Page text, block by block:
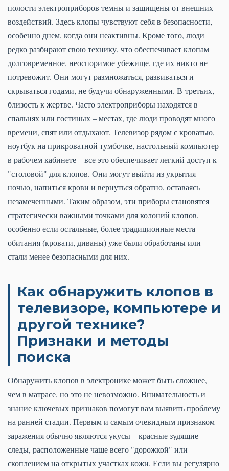
полости электроприборов темны и защищены от внешних
воздействий. Здесь клопы чувствуют себя в безопасности,
особенно днем, когда они неактивны. Кроме того, люди
редко разбирают свою технику, что обеспечивает клопам
долговременное, неоспоримое убежище, где их никто не
потревожит. Они могут размножаться, развиваться и
скрываться годами, не будучи обнаруженными. В-третьих,
близость к жертве. Часто электроприборы находятся в
спальнях или гостиных – местах, где люди проводят много
времени, спят или отдыхают. Телевизор рядом с кроватью,
ноутбук на прикроватной тумбочке, настольный компьютер
в рабочем кабинете – все это обеспечивает легкий доступ к
"столовой" для клопов. Они могут выйти из укрытия
ночью, напиться крови и вернуться обратно, оставаясь
незамеченными. Таким образом, эти приборы становятся
стратегически важными точками для колоний клопов,
особенно если остальные, более традиционные места
обитания (кровати, диваны) уже были обработаны или
стали менее безопасными для них.
Как обнаружить клопов в
телевизоре, компьютере и
другой технике?
Признаки и методы
поиска
Обнаружить клопов в электронике может быть сложнее,
чем в матрасе, но это не невозможно. Внимательность и
знание ключевых признаков помогут вам выявить проблему
на ранней стадии. Первым и самым очевидным признаком
заражения обычно являются укусы – красные зудящие
следы, расположенные чаще всего "дорожкой" или
скоплением на открытых участках кожи. Если вы регулярно